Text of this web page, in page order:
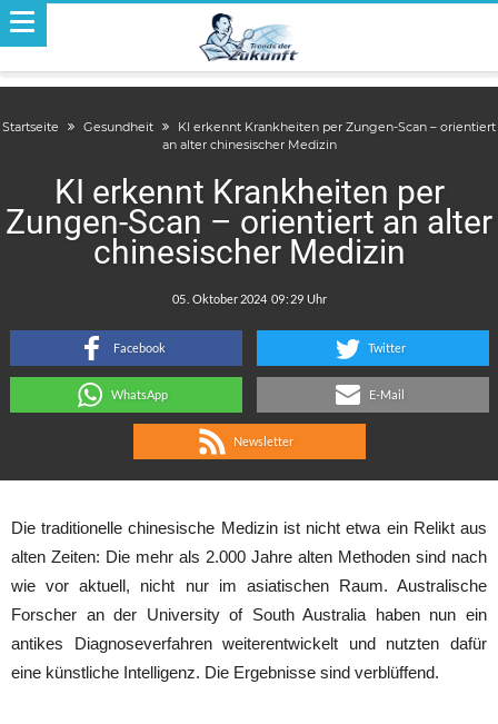
Startseite Gesundheit
KI erkennt Krankheiten per Zungen-Scan – orientiert
an alter chinesischer Medizin
KI erkennt Krankheiten per
Zungen-Scan – orientiert an alter
chinesischer Medizin
:
Facebook Twitter
WhatsApp E-Mail
Newsletter
Die traditionelle chinesische Medizin ist nicht etwa ein Relikt aus
alten Zeiten: Die mehr als 2.000 Jahre alten Methoden sind nach
wie vor aktuell, nicht nur im asiatischen Raum. Australische
Forscher an der University of South Australia haben nun ein
antikes Diagnoseverfahren weiterentwickelt und nutzten dafür
eine künstliche Intelligenz. Die Ergebnisse sind verblüffend.